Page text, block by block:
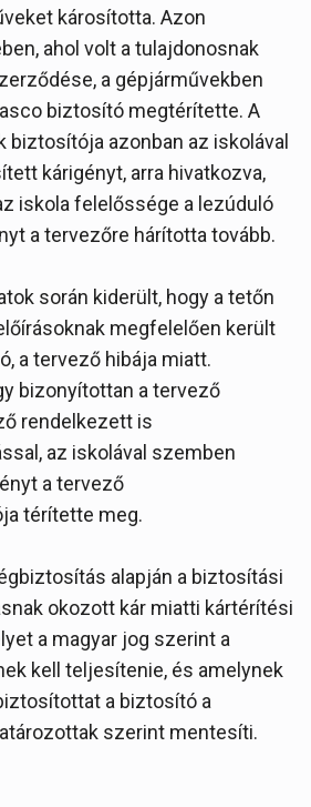
károsította. Azon
ahol volt a tulajdonosnak
a gépjárművekben
biztosító megtérítette. A
biztosítója azonban az iskolával
kárigényt, arra hivatkozva,
iskola felelőssége a lezúduló
a tervezőre hárította tovább.
során kiderült, hogy a tetőn
megfelelően került
a tervező hibája miatt.
bizonyítottan a tervező
rendelkezett is
az iskolával szemben
a tervező
térítette meg.
alapján a biztosítási
okozott kár miatti kártérítési
a magyar jog szerint a
kell teljesítenie, és amelynek
a biztosító a
szerint mentesíti.